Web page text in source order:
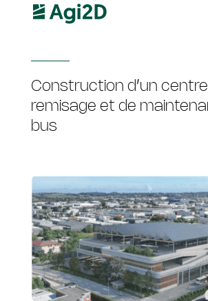
Construction d’un
remisage et de
bus